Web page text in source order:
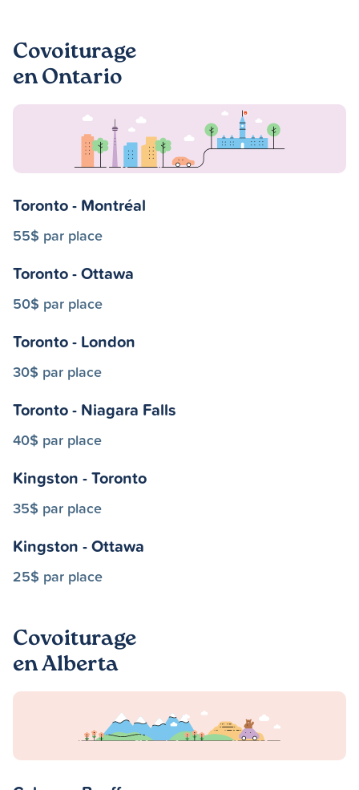
Covoiturage
en Ontario
Toronto - Montréal
55$ par place
Toronto - Ottawa
50$ par place
Toronto - London
30$ par place
Toronto - Niagara Falls
40$ par place
Kingston - Toronto
35$ par place
Kingston - Ottawa
25$ par place
Covoiturage
en Alberta